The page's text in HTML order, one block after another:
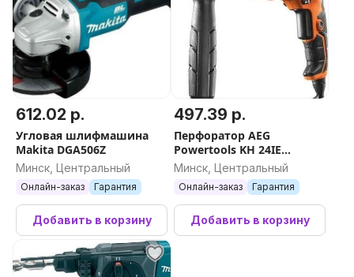
612.02 р.
Угловая шлифмашина
Makita DGA506Z
Минск, Центральный
Онлайн-заказ Гарантия
Добавить в корзину
497.39 р.
Перфоратор AEG
Powertools KH 24IE
4935451555
Минск, Центральный
Онлайн-заказ Гарантия
Добавить в корзину